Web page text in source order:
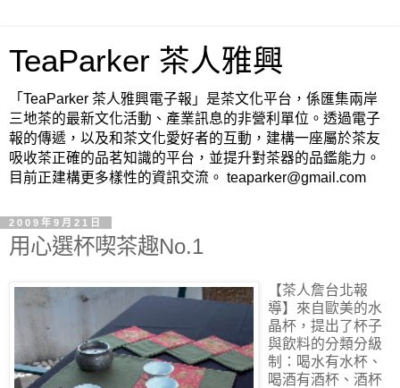
TeaParker 茶人雅興
「TeaParker 茶人雅興電子報」是茶文化平台，係匯集兩岸
三地茶的最新文化活動、產業訊息的非營利單位。透過電子
報的傳遞，以及和茶文化愛好者的互動，建構一座屬於茶友
吸收茶正確的品茗知識的平台，並提升對茶器的品鑑能力。
目前正建構更多樣性的資訊交流。 teaparker@gmail.com
2009年9月21日
用心選杯喫茶趣No.1
【茶人詹台北報
導】 來自歐美的水
晶杯，提出了杯子
與飲料的分類分級
制：喝水有水杯、
喝酒有酒杯、酒杯